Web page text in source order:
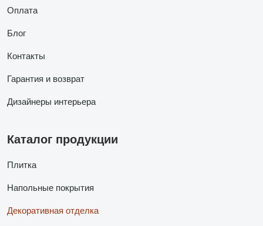
Оплата
Блог
Контакты
Гарантия и возврат
Дизайнеры интерьера
Каталог продукции
Плитка
Напольные покрытия
Декоративная отделка